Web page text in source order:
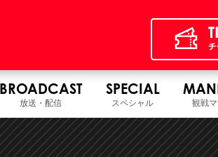
BROADCAST
放送・配信
SPECIAL
スペシャル 観戦